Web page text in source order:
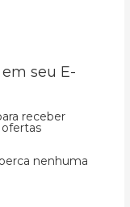
seu E-
receber
nenhuma